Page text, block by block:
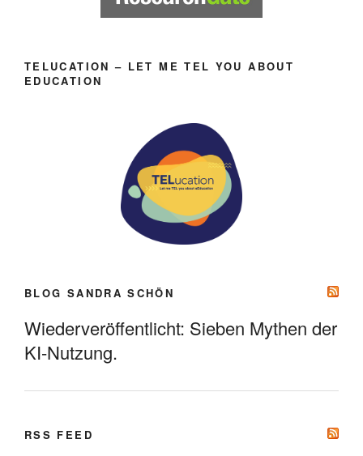
TELUCATION – LET ME TEL YOU ABOUT
EDUCATION
BLOG SANDRA SCHÖN
Wiederveröffentlicht: Sieben Mythen der
KI-Nutzung.
RSS FEED